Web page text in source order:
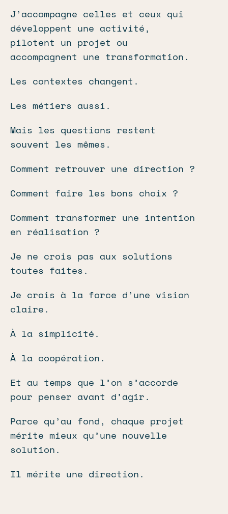
J’accompagne celles et ceux qui
développent une activité,
pilotent un projet ou
accompagnent une transformation.
Les contextes changent.
Les métiers aussi.
Mais les questions restent
souvent les mêmes.
Comment retrouver une direction ?
Comment faire les bons choix ?
Comment transformer une intention
en réalisation ?
Je ne crois pas aux solutions
toutes faites.
Je crois à la force d’une vision
claire.
À la simplicité.
À la coopération.
Et au temps que l’on s’accorde
pour penser avant d’agir.
Parce qu’au fond, chaque projet
mérite mieux qu’une nouvelle
solution.
Il mérite une direction.